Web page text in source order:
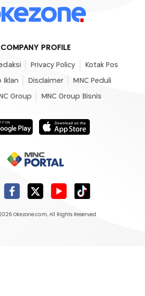
COMPANY PROFILE
Privacy Policy Kotak Pos
Iklan Disclaimer MNC Peduli
Group MNC Group Bisnis
Okezone.com, All Rights Reserved